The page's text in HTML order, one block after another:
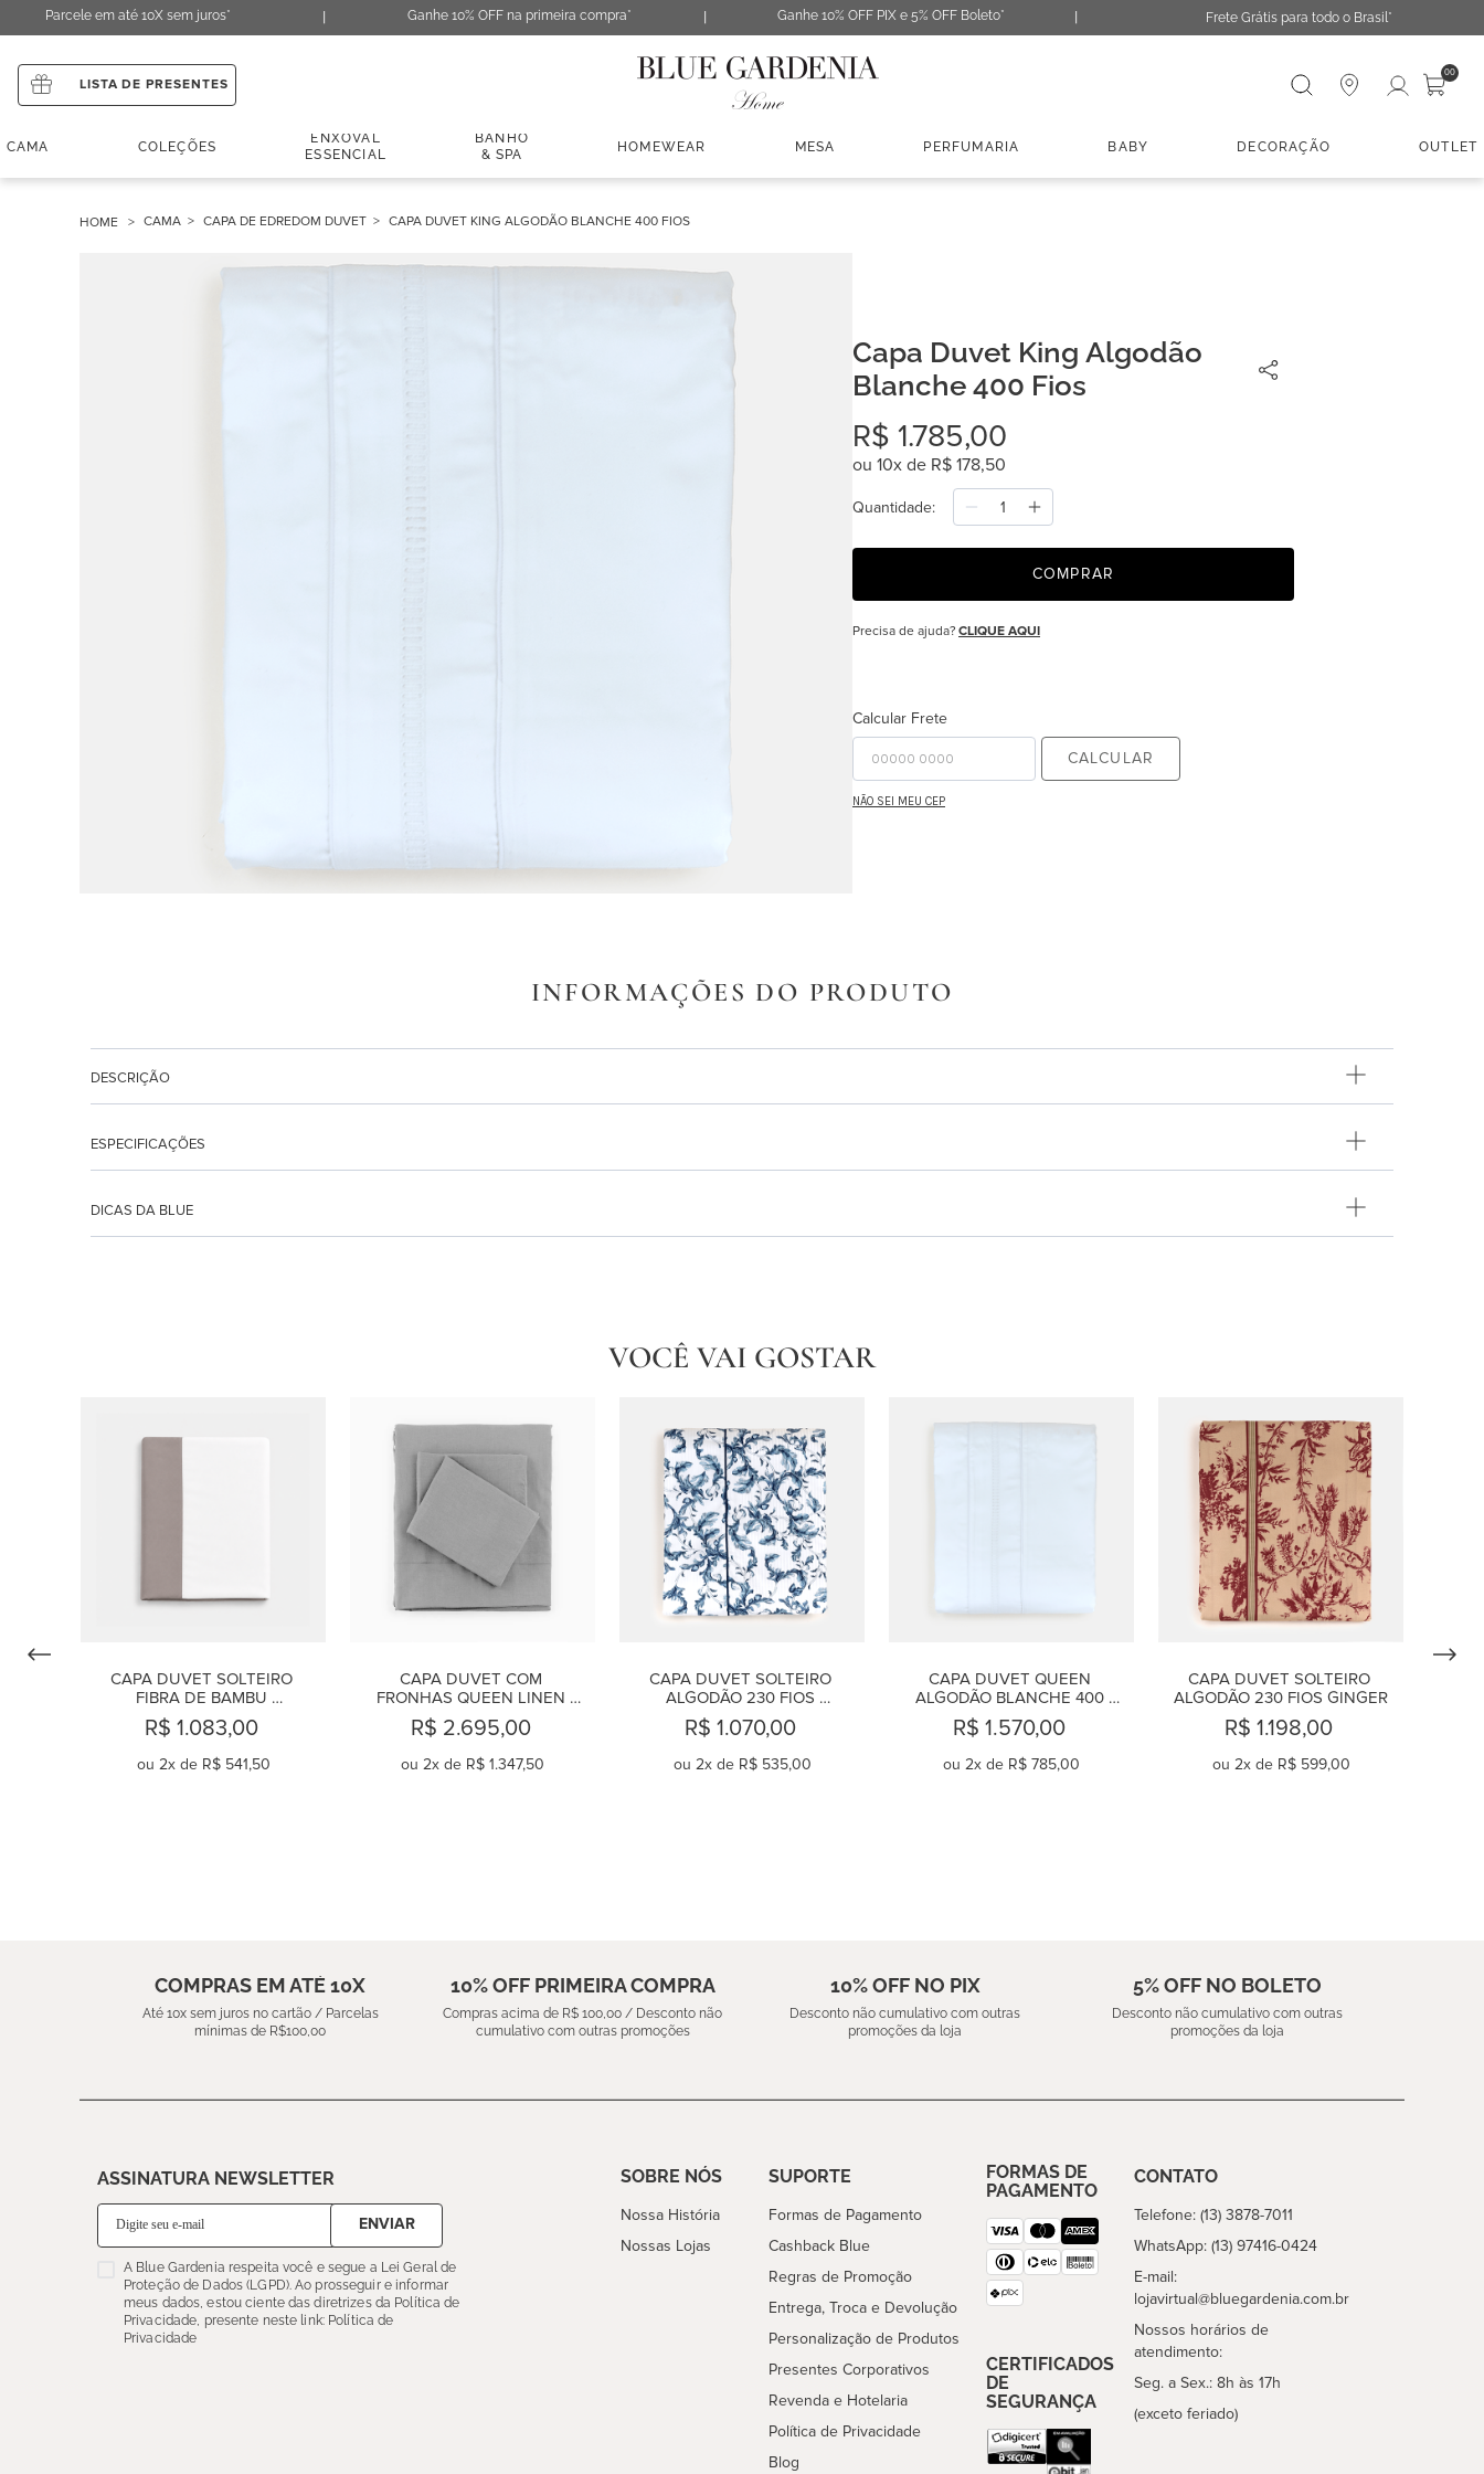
Parcele em até 10X sem juros* Ganhe 10% OFF na primeira compra* Ganhe 10% OFF PIX e 5% OFF Boleto* Frete Grátis para todo o Brasil*
LISTA DE PRESENTES
Digite sua busca 00
CAMA COLEÇÕES
ENXOVAL
ESSENCIAL
BANHO
& SPA
HOMEWEAR MESA PERFUMARIA BABY DECORAÇÃO OUTLET
CAMA CAPA DE EDREDOM DUVET CAPA DUVET KING ALGODÃO BLANCHE 400 FIOS
Capa Duvet King Algodão
Blanche 400 Fios
R$ 1.785,00
ou 10x de R$ 178,50
Quantidade
COMPRAR
Precisa de ajuda? CLIQUE AQUI
Calcular Frete
CALCULAR
NÃO SEI MEU CEP
INFORMAÇÕES DO PRODUTO
DESCRIÇÃO
ESPECIFICAÇÕES
DICAS DA BLUE
VOCÊ VAI GOSTAR
CAPA DUVET SOLTEIRO
FIBRA DE BAMBU
MONDRIAN SAND
R$ 1.083,00
ou 2x de R$ 541,50
CAPA DUVET COM
FRONHAS QUEEN LINEN
GRIS
R$ 2.695,00
ou 2x de R$ 1.347,50
CAPA DUVET SOLTEIRO
ALGODÃO 230 FIOS
MAJORELLE
R$ 1.070,00
ou 2x de R$ 535,00
CAPA DUVET QUEEN
ALGODÃO BLANCHE 400
FIOS
R$ 1.570,00
ou 2x de R$ 785,00
CAPA DUVET SOLTEIRO
ALGODÃO 230 FIOS GINGER
R$ 1.198,00
ou 2x de R$ 599,00
COMPRAS EM ATÉ 10X
Até 10x sem juros no cartão / Parcelas
mínimas de R$100,00
10% OFF PRIMEIRA COMPRA
Compras acima de R$ 100,00 / Desconto não
cumulativo com outras promoções
10% OFF NO PIX
Desconto não cumulativo com outras
promoções da loja
5% OFF NO BOLETO
Desconto não cumulativo com outras
promoções da loja
ASSINATURA NEWSLETTER
ENVIAR
A Blue Gardenia respeita você e segue a Lei Geral de
Proteção de Dados (LGPD). Ao prosseguir e informar
meus dados, estou ciente das diretrizes da Política de
Privacidade, presente neste link: Política de
Privacidade
SOBRE NÓS
Nossa História
Nossas Lojas
SUPORTE
Formas de Pagamento
Cashback Blue
Regras de Promoção
Entrega, Troca e Devolução
Personalização de Produtos
Presentes Corporativos
Revenda e Hotelaria
Política de Privacidade
Blog
FORMAS DE
PAGAMENTO
CERTIFICADOS
DE
SEGURANÇA
CONTATO
Telefone: (13) 3878-7011
WhatsApp: (13) 97416-0424
E-mail:
lojavirtual@bluegardenia.com.br
Nossos horários de
atendimento:
Seg. a Sex.: 8h às 17h
(exceto feriado)